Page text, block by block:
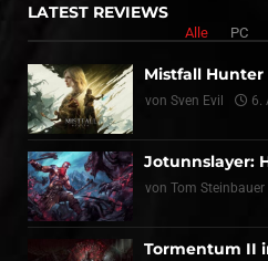
LATEST REVIEWS
Alle PC
Mistfall Hunter
von Sven Evil 6.
Jotunnslayer:
von Tom Steinbauer
Tormentum II